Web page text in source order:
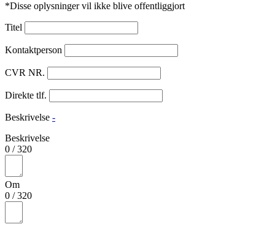
*Disse oplysninger vil ikke blive offentliggjort
Titel
Kontaktperson
CVR NR.
Direkte tlf.
Beskrivelse -
Beskrivelse
0 /320
Om
0 /320